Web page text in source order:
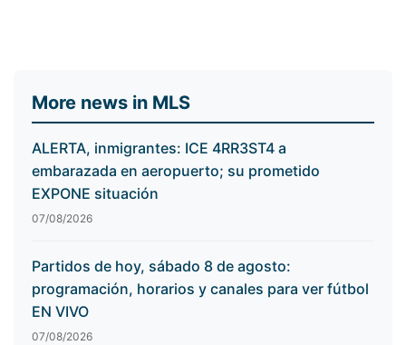
More news in MLS
ALERTA, inmigrantes: ICE 4RR3ST4 a
embarazada en aeropuerto; su prometido
EXPONE situación
07/08/2026
Partidos de hoy, sábado 8 de agosto:
programación, horarios y canales para ver fútbol
EN VIVO
07/08/2026